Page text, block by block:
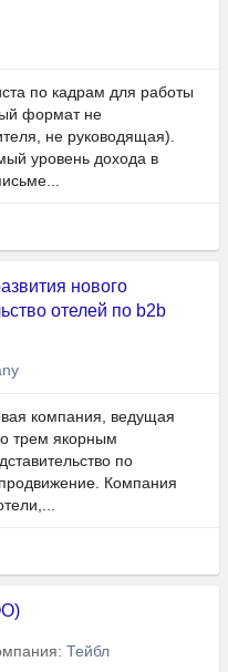
по кадрам для работы
формат не
не руководящая).
уровень дохода в
нового
отелей по b2b
компания, ведущая
трем якорным
по
Компания
Тейбл